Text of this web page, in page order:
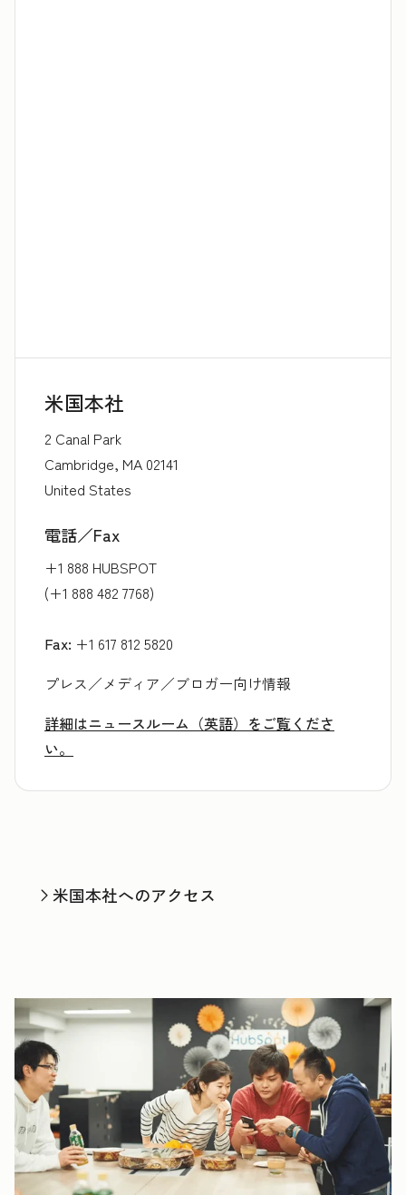
米国本社
2 Canal Park
Cambridge, MA 02141
United States
電話／Fax
+1 888 HUBSPOT
(+1 888 482 7768)
Fax: +1 617 812 5820
プレス／メディア／ブロガー向け情報
詳細はニュースルーム（英語）をご覧くださ
い。
米国本社へのアクセス